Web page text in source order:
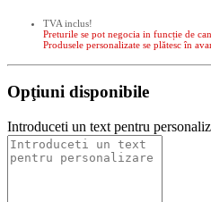
TVA inclus!
Preturile se pot negocia in funcție de
Produsele personalizate se plătesc în
Opţiuni disponibile
Introduceti un text pentru